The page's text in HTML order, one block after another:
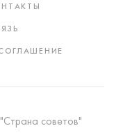
советов"